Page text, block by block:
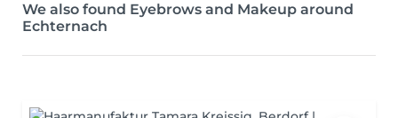
We also found Eyebrows and Makeup around
Echternach